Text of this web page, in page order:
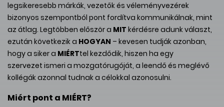
legsikeresebb márkák, vezetők és véleményvezérek
bizonyos szempontból pont fordítva kommunikálnak, mint
az átlag. Legtöbben először a MIT kérdésre adunk választ,
ezután következik a HOGYAN – kevesen tudják azonban,
hogy a siker a MIÉRTtel kezdődik, hiszen ha egy
szervezet ismeri a mozgatórugóját, a leendő és meglévő
kollégák azonnal tudnak a célokkal azonosulni.
Miért pont a MIÉRT?